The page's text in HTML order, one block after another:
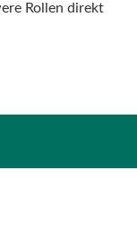
Rollen direkt